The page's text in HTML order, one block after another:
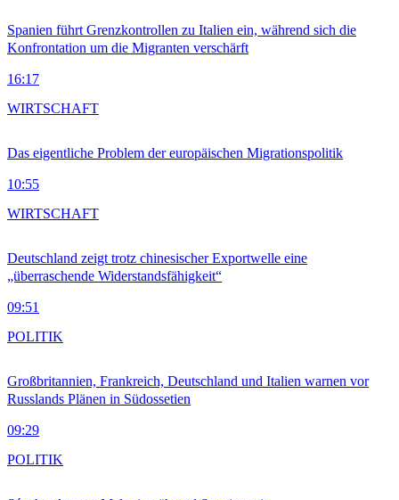
Spanien führt Grenzkontrollen zu Italien ein, während sich die
Konfrontation um die Migranten verschärft
16:17
Das eigentliche Problem der europäischen Migrationspolitik
10:55
WIRTSCHAFT
Deutschland zeigt trotz chinesischer Exportwelle eine
„überraschende Widerstandsfähigkeit“
09:51
WIRTSCHAFT
Großbritannien, Frankreich, Deutschland und Italien warnen vor
Russlands Plänen in Südossetien
09:29
POLITIK
POLITIK